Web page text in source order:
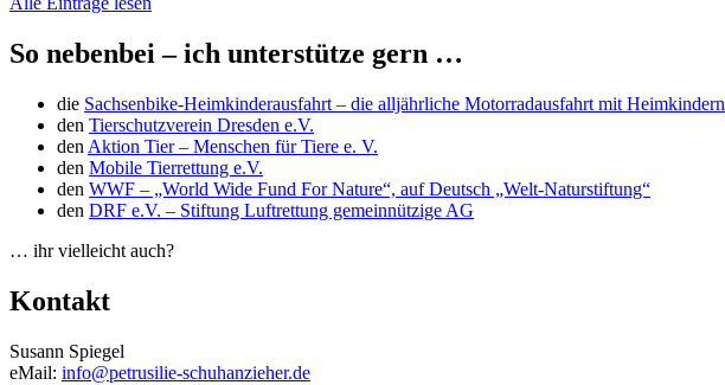
So nebenbei – ich unterstütze gern …
die Sachsenbike-Heimkinderausfahrt – die alljährliche Motorradausfahrt mit Heimkindern
den Tierschutzverein Dresden e.V.
den Aktion Tier – Menschen für Tiere e. V.
den Mobile Tierrettung e.V.
den WWF – „World Wide Fund For Nature“, auf Deutsch „Welt-Naturstiftung“
den DRF e.V. – Stiftung Luftrettung gemeinnützige AG
… ihr vielleicht auch?
Kontakt
Susann Spiegel
eMail: info@petrusilie-schuhanzieher.de